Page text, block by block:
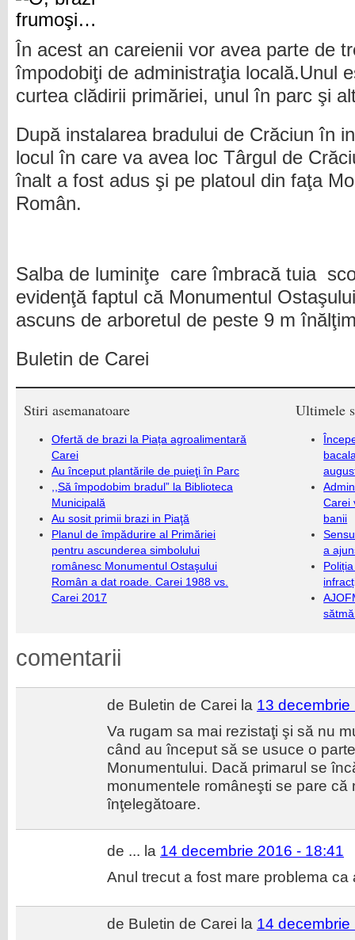
În acest an careienii vor avea parte de
împodobiţi de administraţia locală.Unul
curtea clădirii primăriei, unul în parc şi
După instalarea bradului de Crăciun în
locul în care va avea loc Târgul de
înalt a fost adus şi pe platoul din faţa
Român.
Salba de luminiţe care îmbracă tuia
evidenţă faptul că Monumentul
ascuns de arboretul de peste 9 m
Buletin de Carei
Stiri asemanatoare
Ofertă de brazi la Piața agroalimentară
Carei
Au început plantările de puieţi în Parc
,,Să împodobim bradul” la Biblioteca
Municipală
Au sosit primii brazi in Piaţă
Planul de împădurire al Primăriei
pentru ascunderea simbolului
românesc Monumentul Ostaşului
Român a dat roade. Carei 1988 vs.
Carei 2017
Ultimele
Carei
banii
a
comentarii
de Buletin de Carei la 13
Va rugam sa mai rezistaţi şi să nu
când au început să se usuce o
Monumentului. Dacă primarul se
monumentele româneşti se pare că
înţelegătoare.
de ... la 14 decembrie 2016 - 18:41
Anul trecut a fost mare problema
de Buletin de Carei la 14